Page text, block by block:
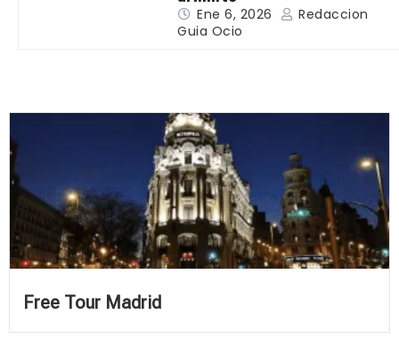
Ene 6, 2026
Redaccion
Guia Ocio
Free Tour Madrid